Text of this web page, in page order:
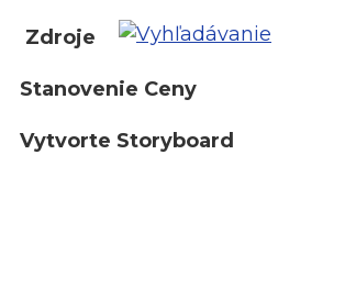
Zdroje
Stanovenie Ceny
Vytvorte Storyboard